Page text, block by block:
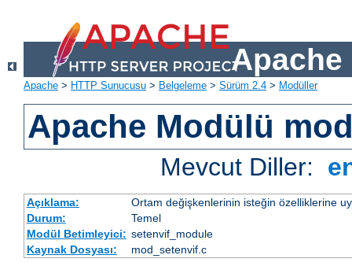
Apache
Apache > HTTP Sunucusu > Belgeleme > Sürüm 2.4 > Modüller
Apache Modülü
Mevcut Diller:
Açıklama:
Ortam değişkenlerinin isteğin özelliklerine
Durum:
Temel
Modül Betimleyici: setenvif_module
Kaynak Dosyası:
mod_setenvif.c